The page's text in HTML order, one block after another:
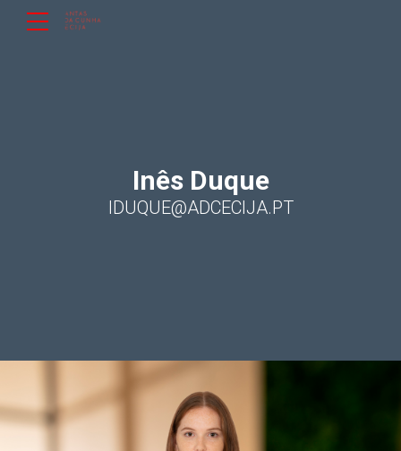
Inês Duque
IDUQUE@ADCECIJA.PT